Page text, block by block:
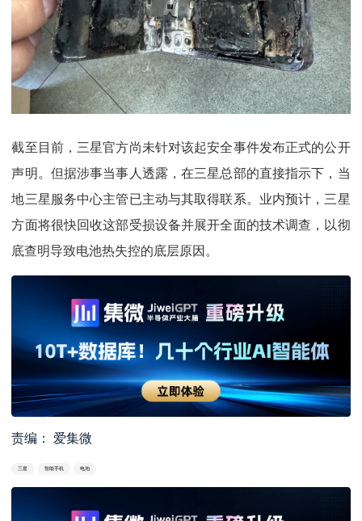
截至目前，三星官方尚未针对该起安全事件发布正式的公开
声明。但据涉事当事人透露，在三星总部的直接指示下，当
地三星服务中心主管已主动与其取得联系。业内预计，三星
方面将很快回收这部受损设备并展开全面的技术调查，以彻
底查明导致电池热失控的底层原因。
责编： 爱集微
三星 智能手机 电池